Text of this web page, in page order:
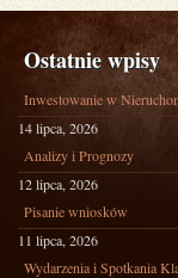
Ostatnie wpisy
Inwestowanie w
14 lipca, 2026
Analizy i Prognozy
12 lipca, 2026
Pisanie wniosków
11 lipca, 2026
Wydarzenia i Spotkania